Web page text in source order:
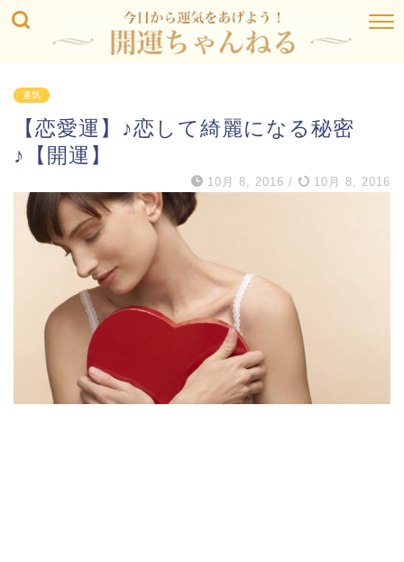
運気
【恋愛運】♪恋して綺麗になる秘密
♪【開運】
10月 8, 2016 / 10月 8, 2016